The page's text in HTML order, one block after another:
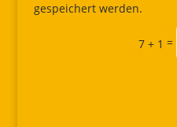
gespeichert werden.
7 + 1 =